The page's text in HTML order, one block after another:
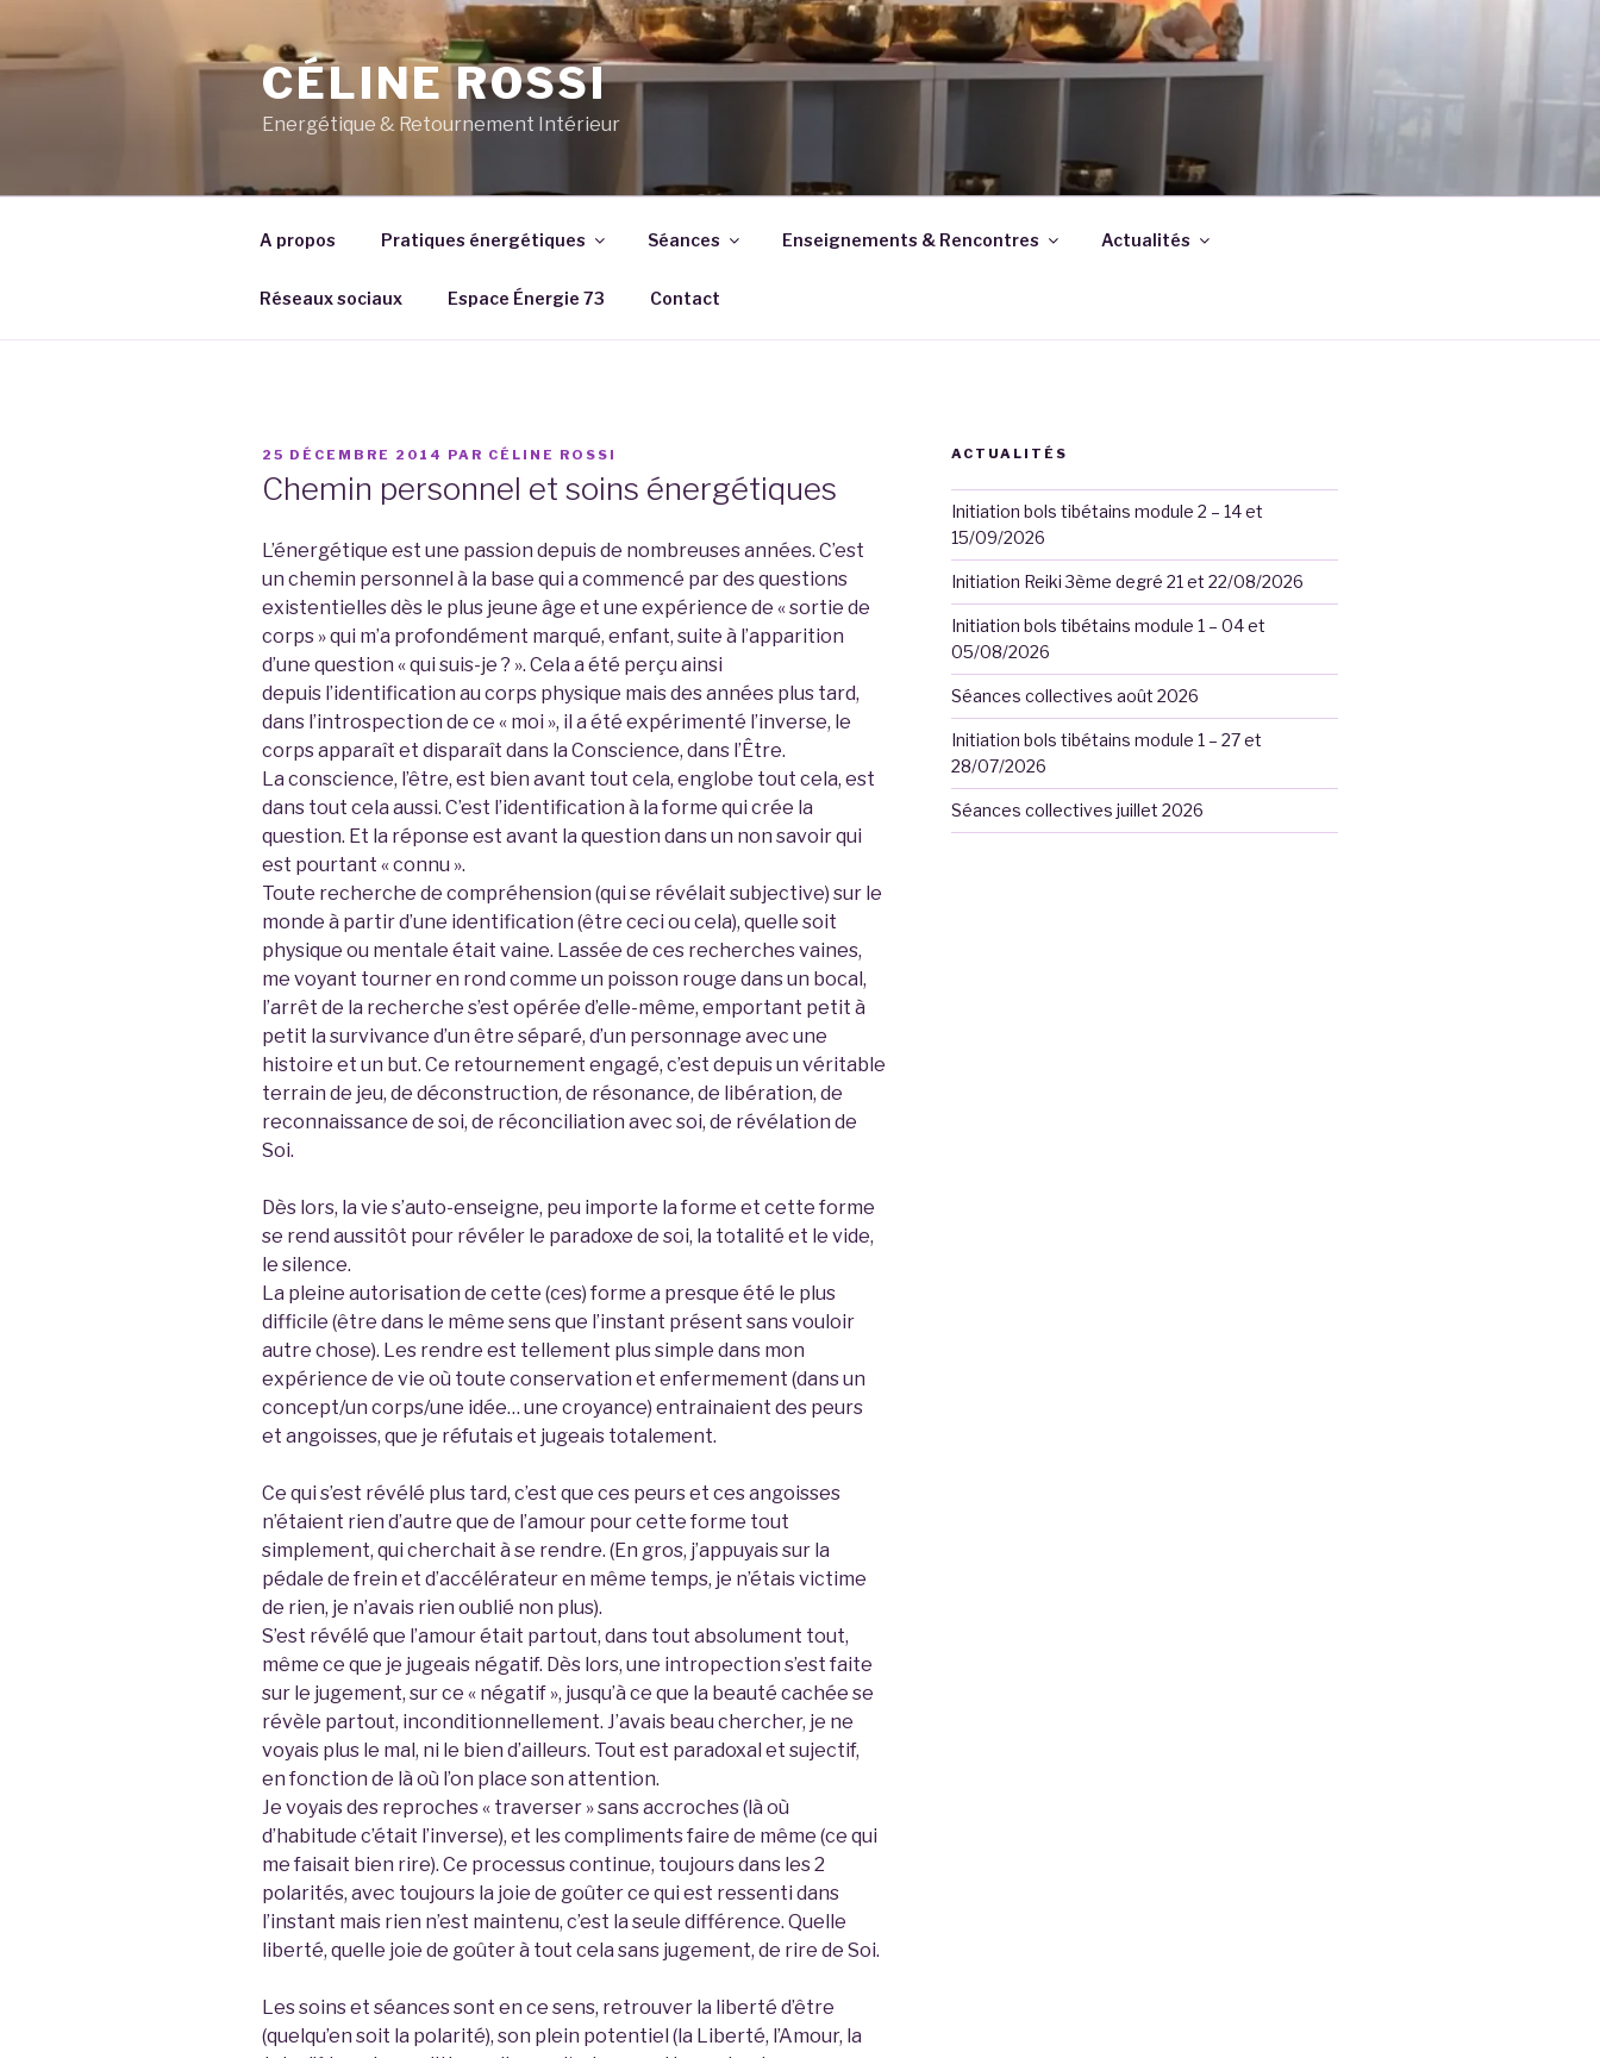
contenu
CÉLINE ROSSI
Energétique & Retournement Intérieur
A propos Pratiques énergétiques Séances Enseignements & Rencontres Actualités
Réseaux sociaux Espace Énergie 73 Contact
PUBLIÉ
25 DÉCEMBRE 2014 PAR CÉLINE ROSSI
Chemin personnel et soins énergétiques
L’énergétique est une passion depuis de nombreuses années. C’est
un chemin personnel à la base qui a commencé par des questions
existentielles dès le plus jeune âge et une expérience de « sortie de
corps » qui m’a profondément marqué, enfant, suite à l’apparition
d’une question « qui suis-je ? ». Cela a été perçu ainsi
depuis l’identification au corps physique mais des années plus tard,
dans l’introspection de ce « moi », il a été expérimenté l’inverse, le
corps apparaît et disparaît dans la Conscience, dans l’Être.
La conscience, l’être, est bien avant tout cela, englobe tout cela, est
dans tout cela aussi. C’est l’identification à la forme qui crée la
question. Et la réponse est avant la question dans un non savoir qui
est pourtant « connu ».
Toute recherche de compréhension (qui se révélait subjective) sur le
monde à partir d’une identification (être ceci ou cela), quelle soit
physique ou mentale était vaine. Lassée de ces recherches vaines,
me voyant tourner en rond comme un poisson rouge dans un bocal,
l’arrêt de la recherche s’est opérée d’elle-même, emportant petit à
petit la survivance d’un être séparé, d’un personnage avec une
histoire et un but. Ce retournement engagé, c’est depuis un véritable
terrain de jeu, de déconstruction, de résonance, de libération, de
reconnaissance de soi, de réconciliation avec soi, de révélation de
Soi.
Dès lors, la vie s’auto-enseigne, peu importe la forme et cette forme
se rend aussitôt pour révéler le paradoxe de soi, la totalité et le vide,
le silence.
La pleine autorisation de cette (ces) forme a presque été le plus
difficile (être dans le même sens que l’instant présent sans vouloir
autre chose). Les rendre est tellement plus simple dans mon
expérience de vie où toute conservation et enfermement (dans un
concept/un corps/une idée… une croyance) entrainaient des peurs
et angoisses, que je réfutais et jugeais totalement.
Ce qui s’est révélé plus tard, c’est que ces peurs et ces angoisses
n’étaient rien d’autre que de l’amour pour cette forme tout
simplement, qui cherchait à se rendre. (En gros, j’appuyais sur la
pédale de frein et d’accélérateur en même temps, je n’étais victime
de rien, je n’avais rien oublié non plus).
S’est révélé que l’amour était partout, dans tout absolument tout,
même ce que je jugeais négatif. Dès lors, une intropection s’est faite
sur le jugement, sur ce « négatif », jusqu’à ce que la beauté cachée se
révèle partout, inconditionnellement. J’avais beau chercher, je ne
voyais plus le mal, ni le bien d’ailleurs. Tout est paradoxal et sujectif,
en fonction de là où l’on place son attention.
Je voyais des reproches « traverser » sans accroches (là où
d’habitude c’était l’inverse), et les compliments faire de même (ce qui
me faisait bien rire). Ce processus continue, toujours dans les 2
polarités, avec toujours la joie de goûter ce qui est ressenti dans
l’instant mais rien n’est maintenu, c’est la seule différence. Quelle
liberté, quelle joie de goûter à tout cela sans jugement, de rire de Soi.
Les soins et séances sont en ce sens, retrouver la liberté d’être
(quelqu’en soit la polarité), son plein potentiel (la Liberté, l’Amour, la
ACTUALITÉS
Initiation bols tibétains module 2 – 14 et
15/09/2026
Initiation Reiki 3ème degré 21 et 22/08/2026
Initiation bols tibétains module 1 – 04 et
05/08/2026
Séances collectives août 2026
Initiation bols tibétains module 1 – 27 et
28/07/2026
Séances collectives juillet 2026